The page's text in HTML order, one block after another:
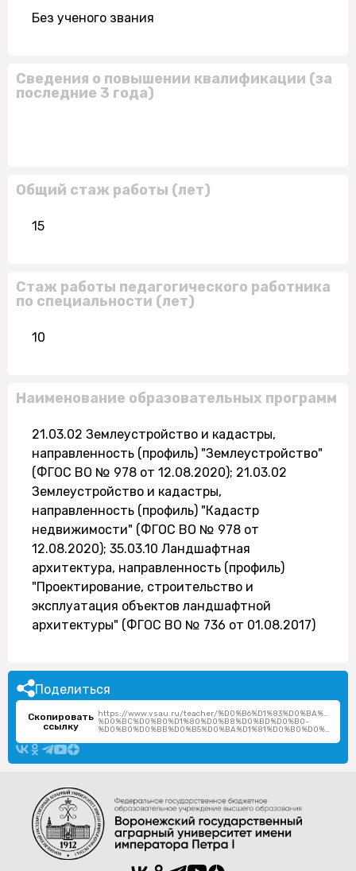
Без ученого звания
Сведения о повышении квалификации (за
последние 3 года)
Общий стаж работы (лет)
15
Стаж работы педагогического работника
по специальности (лет)
10
Наименование образовательных программ
21.03.02 Землеустройство и кадастры,
направленность (профиль) "Землеустройство"
(ФГОС ВО № 978 от 12.08.2020); 21.03.02
Землеустройство и кадастры,
направленность (профиль) "Кадастр
недвижимости" (ФГОС ВО № 978 от
12.08.2020); 35.03.10 Ландшафтная
архитектура, направленность (профиль)
"Проектирование, строительство и
эксплуатация объектов ландшафтной
архитектуры" (ФГОС ВО № 736 от 01.08.2017)
Поделиться
Скопировать
ссылку
https://www.vsau.ru/teacher/
%D0%BC%D0%B0%D1%80%D0%B8%D0%BD%D0%B0-
%D0%B0%D0%BB%D0%B5%D0%BA%D1%81%D0%B0%D0%BD%D0%B4%D1%80%D0%BE%D0%B2%D0%BD%D0%B0/